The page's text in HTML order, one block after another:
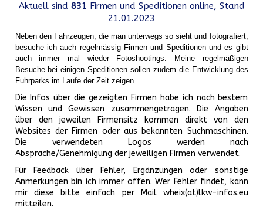
Aktuell sind 831 Firmen und Speditionen online, Stand
21.01.2023
Neben den Fahrzeugen, die man unterwegs so sieht und fotografiert,
besuche ich auch regelmässig Firmen und Speditionen und es gibt
auch immer mal wieder Fotoshootings.
Meine regelmäßigen
Besuche bei einigen Speditionen sollen zudem die Entwicklung des
Fuhrparks im Laufe der Zeit zeigen.
Die Infos über die gezeigten Firmen habe ich nach bestem
Wissen und Gewissen zusammengetragen. Die Angaben
über den jeweilen Firmensitz kommen direkt von den
Websites der Firmen oder aus bekannten Suchmaschinen.
Die verwendeten Logos werden nach
Absprache/Genehmigung der jeweiligen Firmen verwendet.
Für Feedback über Fehler, Ergänzungen oder sonstige
Anmerkungen bin ich immer offen. Wer Fehler findet, kann
mir diese bitte einfach per Mail wheix(at)lkw-infos.eu
mitteilen.